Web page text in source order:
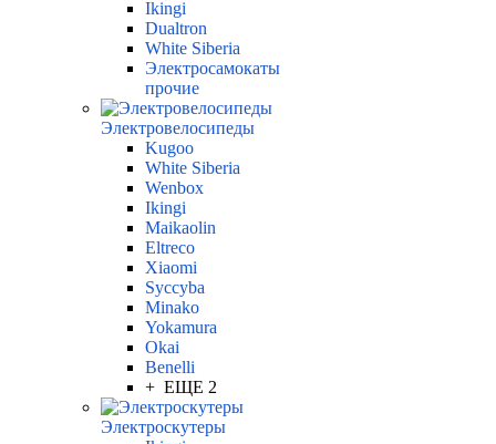
Ikingi
Dualtron
White Siberia
Электросамокаты
прочие
Электровелосипеды
Kugoo
White Siberia
Wenbox
Ikingi
Maikaolin
Eltreco
Xiaomi
Syccyba
Minako
Yokamura
Okai
Benelli
+ ЕЩЕ 2
Электроскутеры